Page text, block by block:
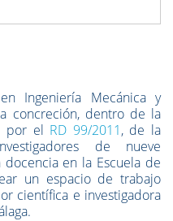
Ingeniería Mecánica y
concreción, dentro de la
por el RD 99/2011, de la
de nueve
en la Escuela de
un espacio de trabajo
científica e investigadora